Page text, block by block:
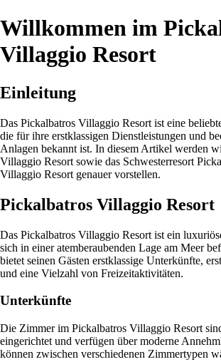
Willkommen im
Villaggio Resort
Einleitung
Das Pickalbatros Villaggio Resort ist eine
die für ihre erstklassigen Dienstleistungen und
Anlagen bekannt ist. In diesem Artikel werden
Villaggio Resort sowie das Schwesterresort
Villaggio Resort genauer vorstellen.
Pickalbatros Villaggio Resort
Das Pickalbatros Villaggio Resort ist ein
sich in einer atemberaubenden Lage am Meer
bietet seinen Gästen erstklassige Unterkünfte,
und eine Vielzahl von Freizeitaktivitäten.
Unterkünfte
Die Zimmer im Pickalbatros Villaggio Resort
eingerichtet und verfügen über moderne
können zwischen verschiedenen Zimmertypen